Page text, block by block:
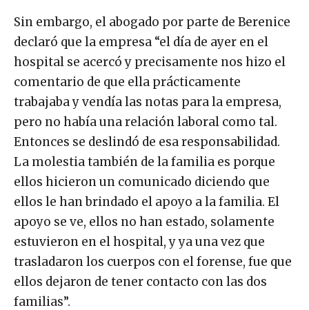
Sin embargo, el abogado por parte de Berenice
declaró que la empresa “el día de ayer en el
hospital se acercó y precisamente nos hizo el
comentario de que ella prácticamente
trabajaba y vendía las notas para la empresa,
pero no había una relación laboral como tal.
Entonces se deslindó de esa responsabilidad.
La molestia también de la familia es porque
ellos hicieron un comunicado diciendo que
ellos le han brindado el apoyo a la familia. El
apoyo se ve, ellos no han estado, solamente
estuvieron en el hospital, y ya una vez que
trasladaron los cuerpos con el forense, fue que
ellos dejaron de tener contacto con las dos
familias”.